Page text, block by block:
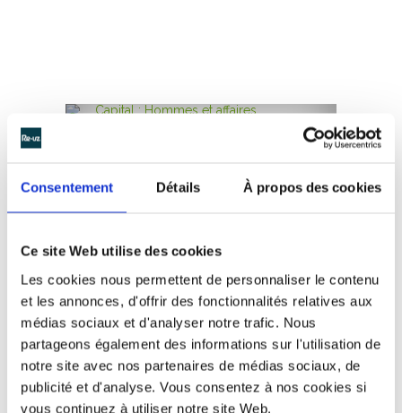
Consentement Détails À propos des cookies
Ce site Web utilise des cookies
Les cookies nous permettent de personnaliser le contenu
et les annonces, d'offrir des fonctionnalités relatives aux
médias sociaux et d'analyser notre trafic. Nous
partageons également des informations sur l'utilisation de
notre site avec nos partenaires de médias sociaux, de
publicité et d'analyse. Vous consentez à nos cookies si
vous continuez à utiliser notre site Web.
CAPITAL : HOMMES ET AFFAIRES